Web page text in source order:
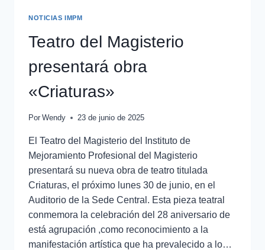
NOTICIAS IMPM
Teatro del Magisterio
presentará obra
«Criaturas»
Por Wendy 23 de junio de 2025
El Teatro del Magisterio del Instituto de
Mejoramiento Profesional del Magisterio
presentará su nueva obra de teatro titulada
Criaturas, el próximo lunes 30 de junio, en el
Auditorio de la Sede Central. Esta pieza teatral
conmemora la celebración del 28 aniversario de
está agrupación ,como reconocimiento a la
manifestación artística que ha prevalecido a lo…